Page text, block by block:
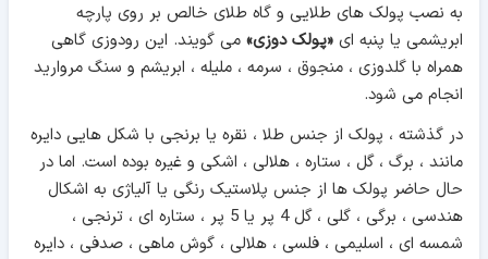
به نصب پولک های طلایی و گاه طلای خالص بر روی پارچه
ابریشمی یا پنبه ای «پولک دوزی» می گویند. این رودوزی گاهی
همراه با گلدوزی ، منجوق ، سرمه ، ملیله ، ابریشم و سنگ مروارید
انجام می شود.
در گذشته ، پولک از جنس طلا ، نقره یا برنجی با شکل هایی دایره
مانند ، برگ ، گل ، ستاره ، هلالی ، اشکی و غیره بوده است. اما در
حال حاضر پولک ها از جنس پلاستیک رنگی یا آلیاژی به اشکال
هندسی ، برگی ، گلی ، گل 4 پر یا 5 پر ، ستاره ای ، ترنجی ،
شمسه ای ، اسلیمی ، فلسی ، هلالی ، گوش ماهی ، صدفی ، دایره